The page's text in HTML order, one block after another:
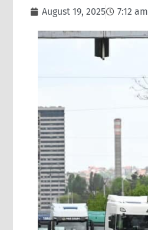
August 19, 2025 7:12 am